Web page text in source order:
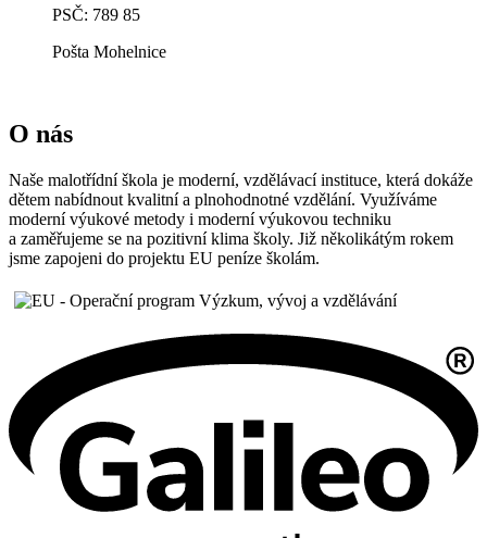
PSČ: 789 85
Pošta Mohelnice
O nás
Naše malotřídní škola je moderní, vzdělávací instituce, která dokáže
dětem nabídnout kvalitní a plnohodnotné vzdělání. Využíváme
moderní výukové metody i moderní výukovou techniku
a zaměřujeme se na pozitivní klima školy. Již několikátým rokem
jsme zapojeni do projektu EU peníze školám.